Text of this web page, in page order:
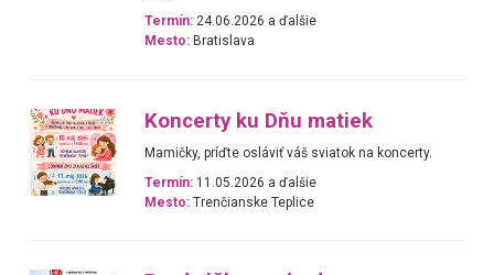
Termín: 24.06.2026 a ďalšie
Mesto: Bratislava
Koncerty ku Dňu matiek
Mamičky, príďte osláviť váš sviatok na koncerty.
Termín: 11.05.2026 a ďalšie
Mesto: Trenčianske Teplice